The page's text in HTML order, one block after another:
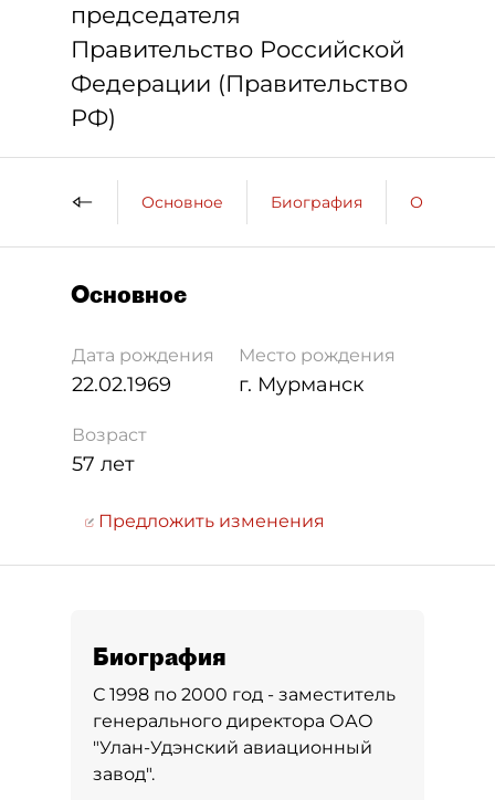
председателя
Правительство Российской
Федерации (Правительство
РФ)
Основное Биография
Основное
Дата рождения
22.02.1969
Место рождения
г. Мурманск
Возраст
57 лет
Предложить изменения
Биография
С 1998 по 2000 год - заместитель
генерального директора ОАО
"Улан-Удэнский авиационный
завод".